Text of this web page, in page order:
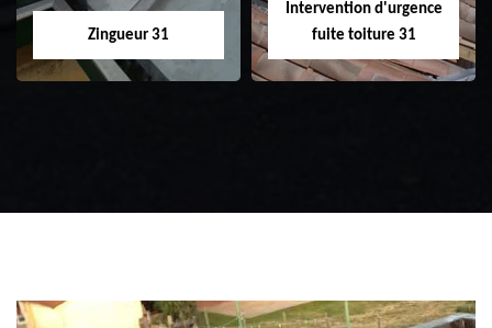
Zingueur 31
Intervention d'urgence
fuite toiture 31